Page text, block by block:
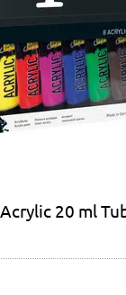
Acrylic 20 ml